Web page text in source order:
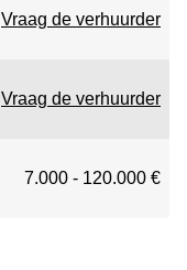
Vraag de verhuurder
Vraag de verhuurder
7.000 - 120.000 €